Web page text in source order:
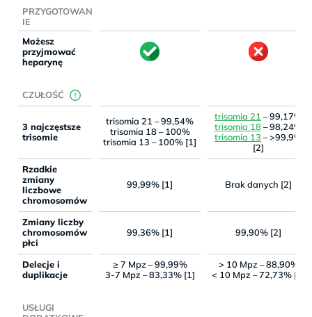
PRZYGOTOWAN
IE
Możesz
przyjmować
heparynę
CZUŁOŚĆ
3 najczęstsze
trisomie
trisomia 21 – 99,54%
trisomia 18 – 100%
trisomia 13 – 100% [1]
trisomia 21 – 99,17%
trisomia 18– 98,24%
trisomia 13 – >99,9%
[2]
Rzadkie
zmiany
liczbowe
chromosomów
99,99% [1] Brak danych [2]
Zmiany liczby
chromosomów
płci
99,36% [1] 99,90% [2]
Delecje i
duplikacje
≥ 7 Mpz – 99,99%
3-7 Mpz – 83,33% [1]
> 10 Mpz – 88,90%
< 10 Mpz – 72,73% [2]
USŁUGI